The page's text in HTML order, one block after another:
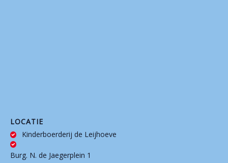
LOCATIE
Kinderboerderij de Leijhoeve
Burg. N. de Jaegerplein 1